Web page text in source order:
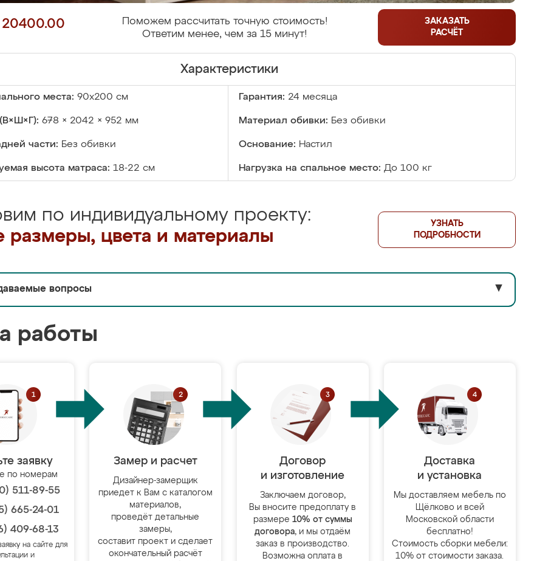
20400.00
Поможем рассчитать точную стоимость!
Ответим менее, чем за 15 минут!
ЗАКАЗАТЬ
РАСЧЁТ
Характеристики
места: 90х200 см Гарантия: 24 месяца
678 × 2042 × 952 мм Материал обивки: Без обивки
части: Без обивки Основание: Настил
высота матраса: 18-22 см Нагрузка на спальное место: До 100 кг
по индивидуальному проекту:
цвета и материалы
УЗНАТЬ
ПОДРОБНОСТИ
вопросы ▼
работы
заявку
по номерам
511-89-55
665-24-01
409-68-13
на сайте для
и
Замер и расчет
Дизайнер-замерщик
приедет к Вам с каталогом
материалов,
проведёт детальные
замеры,
составит проект и сделает
окончательный расчёт
Договор
и изготовление
Заключаем договор,
Вы вносите предоплату в
размере 10% от суммы
договора, и мы отдаём
заказ в производство.
Возможна оплата в
Доставка
и установка
Мы доставляем мебель по
Щёлково и всей
Московской области
бесплатно!
Стоимость сборки мебели:
10% от стоимости заказа.